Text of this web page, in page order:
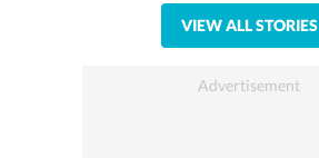
VIEW ALL STORIES